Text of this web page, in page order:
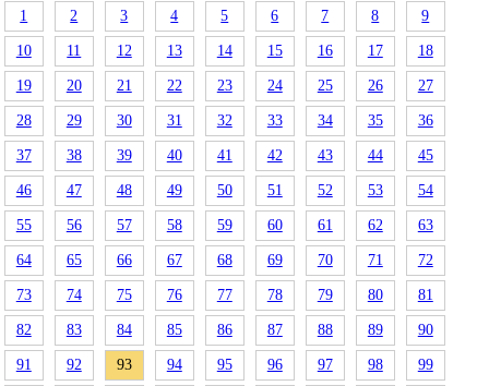
1 2 3 4 5 6 7 8 9
10 11 12 13 14 15 16 17 18
19 20 21 22 23 24 25 26 27
28 29 30 31 32 33 34 35 36
37 38 39 40 41 42 43 44 45
46 47 48 49 50 51 52 53 54
55 56 57 58 59 60 61 62 63
64 65 66 67 68 69 70 71 72
73 74 75 76 77 78 79 80 81
82 83 84 85 86 87 88 89 90
91 92 93 94 95 96 97 98 99